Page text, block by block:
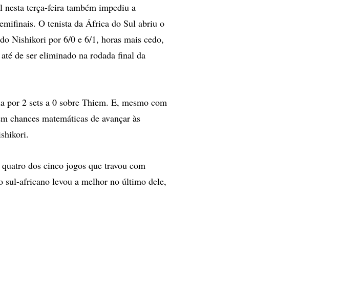
terça-feira também impediu a
O tenista da África do Sul abriu o
Nishikori por 6/0 e 6/1, horas mais cedo,
de ser eliminado na rodada final da
2 sets a 0 sobre Thiem. E, mesmo com
chances matemáticas de avançar às
dos cinco jogos que travou com
sul-africano levou a melhor no último dele,